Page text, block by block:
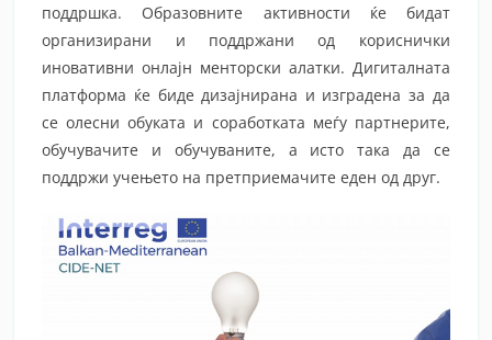
поддршка. Образовните активности ќе бидат
организирани и поддржани од кориснички
иновативни онлајн менторски алатки. Дигиталната
платформа ќе биде дизајнирана и изградена за да
се олесни обуката и соработката меѓу партнерите,
обучувачите и обучуваните, а исто така да се
поддржи учењето на претприемачите еден од друг.